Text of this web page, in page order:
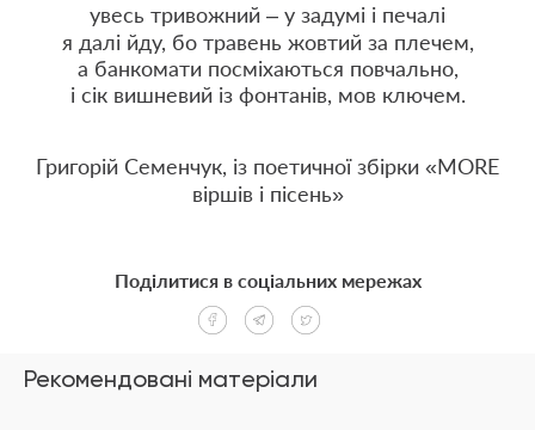
увесь тривожний – у задумі і печалі
я далі йду, бо травень жовтий за плечем,
а банкомати посміхаються повчально,
і сік вишневий із фонтанів, мов ключем.
Григорій Семенчук, із поетичної збірки «MORE
віршів і пісень»
Рекомендовані матеріали
Поділитися в соціальних мережах